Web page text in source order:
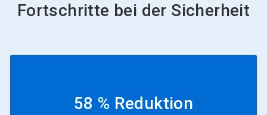
Fortschritte bei der Sicherheit​​​​​​​
58 % Reduktion